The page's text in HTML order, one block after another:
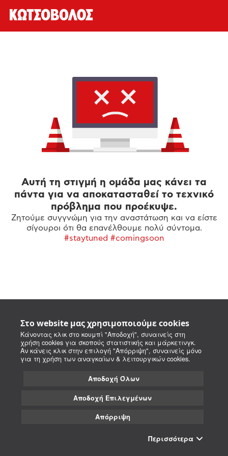
Στο website μας χρησιμοποιούμε cookies
Κάνοντας κλικ στο κουμπί "Αποδοχή", συναινείς στη
χρήση cookies για σκοπούς στατιστικής και μάρκετινγκ.
Αν κάνεις κλικ στην επιλογή "Απόρριψη", συναινείς μόνο
για τη χρήση των αναγκαίων & λειτουργικών cookies.
Αποδοχή Όλων
Αποδοχή Επιλεγμένων
Απόρριψη
Περισσότερα
Αυτή τη στιγμή η ομάδα μας κάνει τα
πάντα για να αποκατασταθεί το τεχνικό
πρόβλημα που προέκυψε.
Ζητούμε συγγνώμη για την αναστάτωση και να είστε
σίγουροι ότι θα επανέλθουμε πολύ σύντομα.
#staytuned #comingsoon